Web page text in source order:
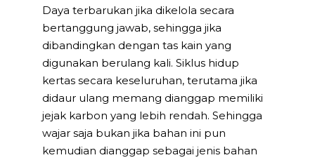
Daya terbarukan jika dikelola secara
bertanggung jawab, sehingga jika
dibandingkan dengan tas kain yang
digunakan berulang kali. Siklus hidup
kertas secara keseluruhan, terutama jika
didaur ulang memang dianggap memiliki
jejak karbon yang lebih rendah. Sehingga
wajar saja bukan jika bahan ini pun
kemudian dianggap sebagai jenis bahan